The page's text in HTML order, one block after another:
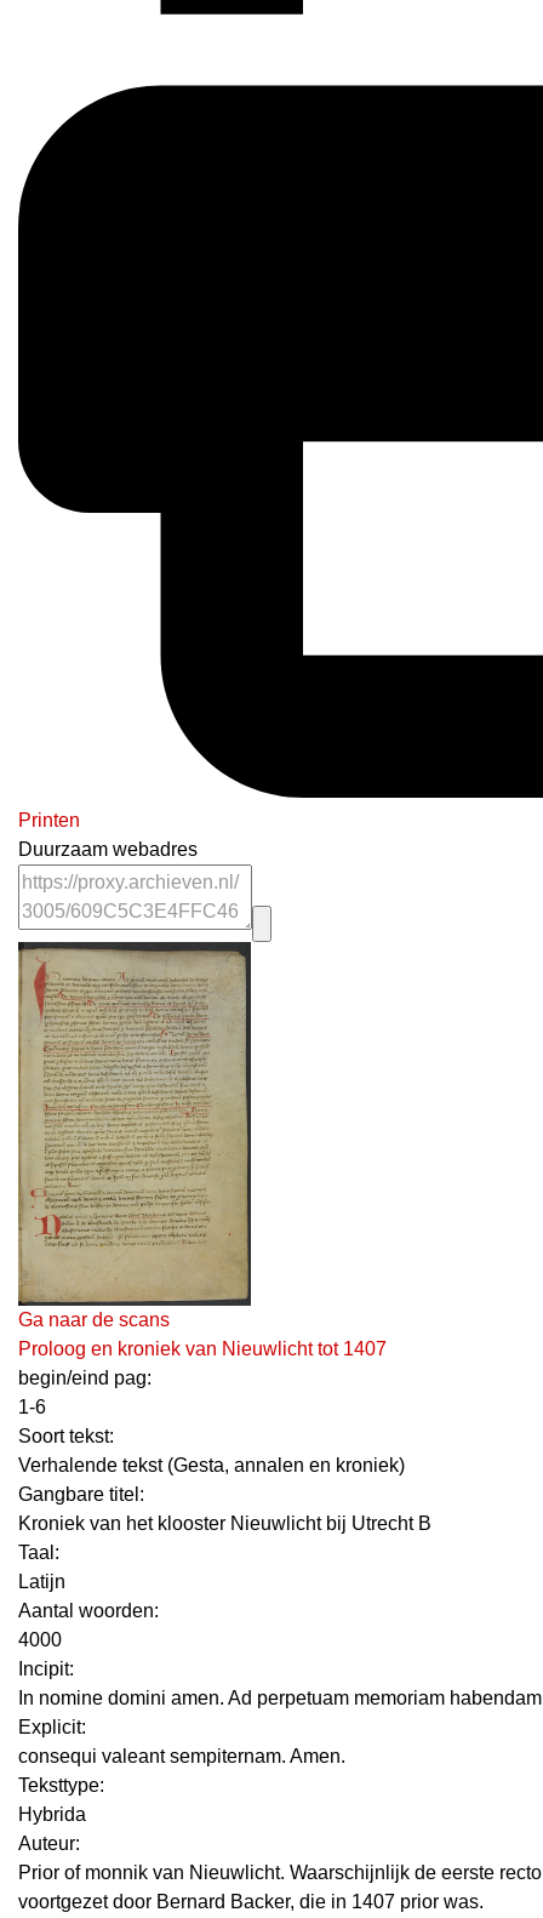
Printen
Duurzaam webadres
Ga naar de scans
Proloog en kroniek van Nieuwlicht tot 1407
begin/eind pag:
1-6
Soort tekst:
Verhalende tekst (Gesta, annalen en kroniek)
Gangbare titel:
Kroniek van het klooster Nieuwlicht bij Utrecht B
Taal:
Latijn
Aantal woorden:
4000
Incipit:
In nomine domini amen. Ad perpetuam memoriam
Explicit:
consequi valeant sempiternam. Amen.
Teksttype:
Hybrida
Auteur:
Prior of monnik van Nieuwlicht. Waarschijnlijk de eerste
voortgezet door Bernard Backer, die in 1407 prior was.